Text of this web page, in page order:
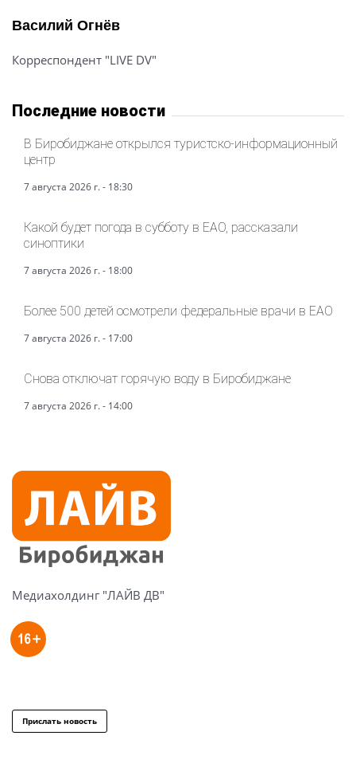
Василий Огнёв
Корреспондент "LIVE DV"
Последние новости
В Биробиджане открылся туристско-информационный
центр
7 августа 2026 г. - 18:30
Какой будет погода в субботу в ЕАО, рассказали
синоптики
7 августа 2026 г. - 18:00
Более 500 детей осмотрели федеральные врачи в ЕАО
7 августа 2026 г. - 17:00
Снова отключат горячую воду в Биробиджане
7 августа 2026 г. - 14:00
Медиахолдинг "ЛАЙВ ДВ"
Прислать новость